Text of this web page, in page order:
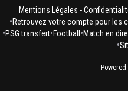
Mentions Légales -
•Retrouvez votre compte pour les
•PSG transfert•Football •Match en
•